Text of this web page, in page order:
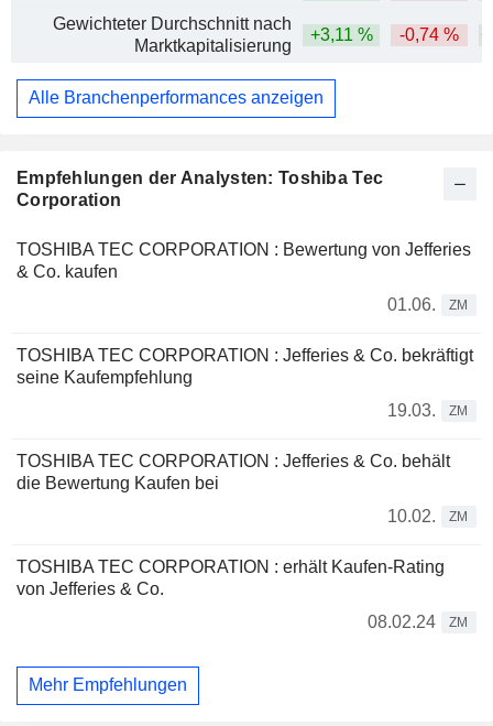
Empfehlungen der Analysten: Toshiba Tec
Corporation
TOSHIBA TEC CORPORATION : Bewertung von Jefferies
& Co. kaufen
01.06.
ZM
TOSHIBA TEC CORPORATION : Jefferies & Co. bekräftigt
seine Kaufempfehlung
19.03.
ZM
TOSHIBA TEC CORPORATION : Jefferies & Co. behält
die Bewertung Kaufen bei
10.02.
ZM
TOSHIBA TEC CORPORATION : erhält Kaufen-Rating
von Jefferies & Co.
08.02.24
ZM
Mehr Empfehlungen
Gewichteter Durchschnitt nach
Marktkapitalisierung
+3,11 % -0,74 %
Alle Branchenperformances anzeigen